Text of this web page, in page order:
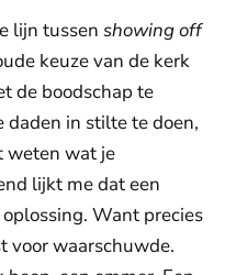
lijn tussen showing off
keuze van de kerk
de boodschap te
daden in stilte te doen,
weten wat je
lijkt me dat een
Want precies
voor waarschuwde.